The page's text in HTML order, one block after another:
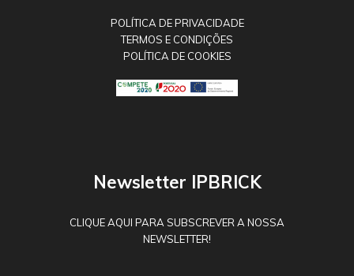
POLÍTICA DE PRIVACIDADE
TERMOS E CONDIÇÕES
POLÍTICA DE COOKIES
Newsletter IPBRICK
CLIQUE AQUI PARA SUBSCREVER A NOSSA
NEWSLETTER!